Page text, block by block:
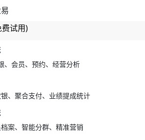
试用)
、会员、预约、经营分析
、聚合支付、业绩提成统计
案、智能分群、精准营销